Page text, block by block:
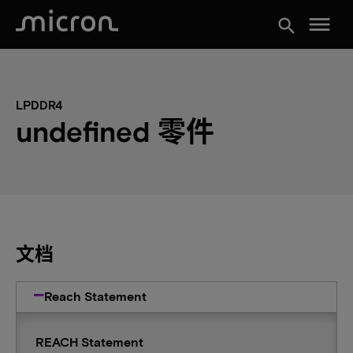
search menu
LPDDR4
undefined 零件
文档
Reach Statement
REACH Statement